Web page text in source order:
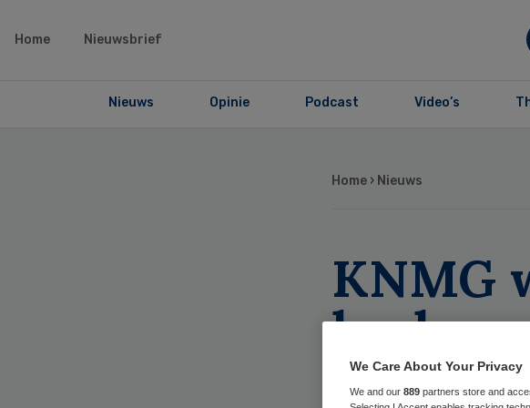
Home Nieuwsbrief
Nieuws Opinie Podcast Video’s
Home › Nieuws
KNMG
We Care About Your Privacy
We and our 889 partners store and